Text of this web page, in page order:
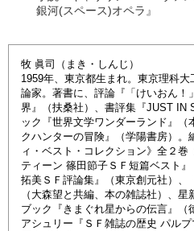
銀河(スペース)オペラ』
牧 眞司（まき・しんじ）
1959年、東京都生まれ。東京理科
論家。著書に、評論『「けいおん！
界』（扶桑社）、書評集『JUST IN
ック『世界文学ワンダーランド』（
クハンターの冒険』（学陽書房）。
ィ・ベスト・コレクション》全２
ティーン 篠田節子ＳＦ短篇ベスト
拓美ＳＦ評論集』（東京創元社）、
（大森望と共編、本の雑誌社）、
ブック『きまぐれ星からの伝言』（
アシュリー『ＳＦ雑誌の歴史 パル